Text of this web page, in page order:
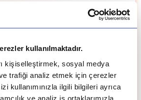
kullanılmaktadır.
kişiselleştirmek, sosyal medya
trafiği analiz etmek için çerezler
kullanımınızla ilgili bilgileri ayrıca
ve analiz iş ortaklarımızla
USD
USD